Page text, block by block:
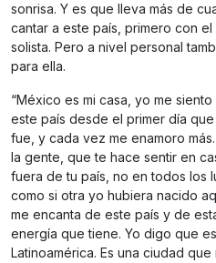
sonrisa. Y es que lleva más de
cantar a este país, primero con
solista. Pero a nivel personal
para ella.
“México es mi casa, yo me
este país desde el primer día
fue, y cada vez me enamoro
la gente, que te hace sentir en
fuera de tu país, no en todos los
como si otra yo hubiera nacido
me encanta de este país y de
energía que tiene. Yo digo que
Latinoamérica. Es una ciudad